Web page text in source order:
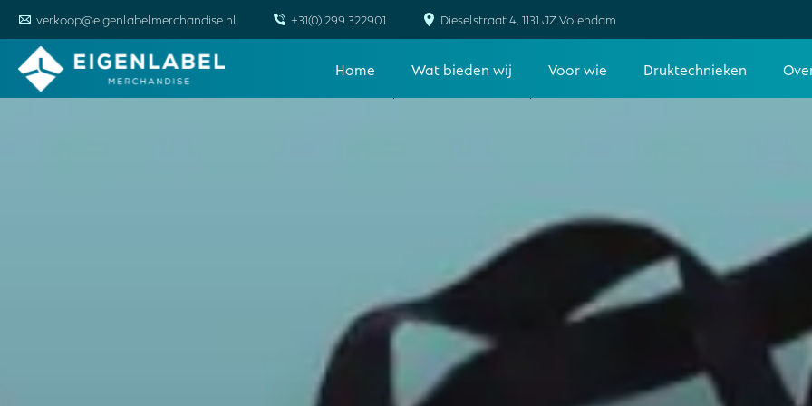
verkoop@eigenlabelmerchandise.nl +31(0) 299 322901 Dieselstraat 4, 1131 JZ Volendam
naar
inhoud
Home Wat bieden wij Voor wie Druktechnieken